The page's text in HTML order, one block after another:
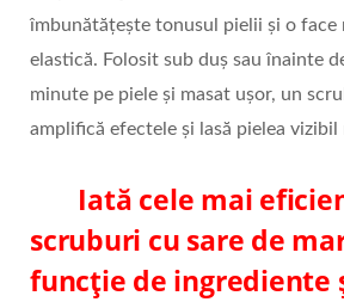
îmbunătățește tonusul pielii și o face
elastică. Folosit sub duș sau înainte
minute pe piele și masat ușor, un
amplifică efectele și lasă pielea vizibil
Iată cele mai
scruburi cu sare de
funcție de ingrediente